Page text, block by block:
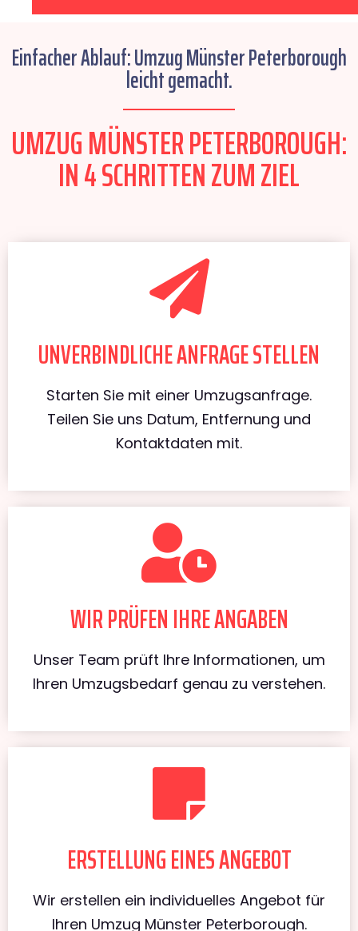
Einfacher Ablauf: Umzug Münster Peterborough
leicht gemacht.
UMZUG MÜNSTER PETERBOROUGH:
IN 4 SCHRITTEN ZUM ZIEL
UNVERBINDLICHE ANFRAGE STELLEN
Starten Sie mit einer Umzugsanfrage.
Teilen Sie uns Datum, Entfernung und
Kontaktdaten mit.
WIR PRÜFEN IHRE ANGABEN
Unser Team prüft Ihre Informationen, um
Ihren Umzugsbedarf genau zu verstehen.
ERSTELLUNG EINES ANGEBOT
Wir erstellen ein individuelles Angebot für
Ihren Umzug Münster Peterborough.